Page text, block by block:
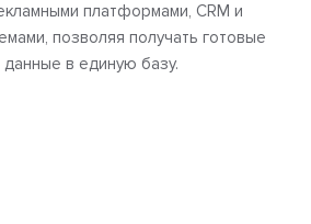
платформами, CRM и
позволяя получать готовые
в единую базу.